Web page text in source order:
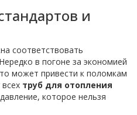
и
соответствовать
в погоне за экономией
может привести к поломкам
труб для отопления
которое нельзя